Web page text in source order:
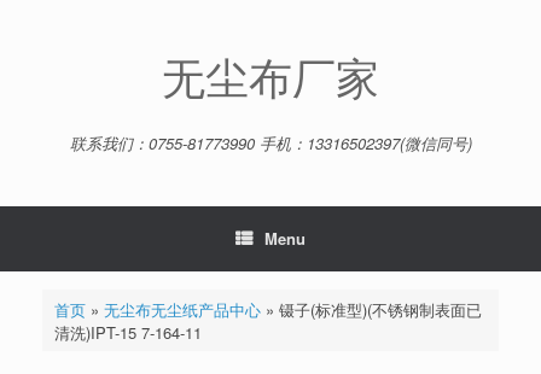
无尘布厂家
联系我们：0755-81773990 手机：13316502397(微信同号)
Menu
首页» 无尘布无尘纸产品中心» 镊子(标准型)(不锈钢制表面已
清洗)IPT-15 7-164-11